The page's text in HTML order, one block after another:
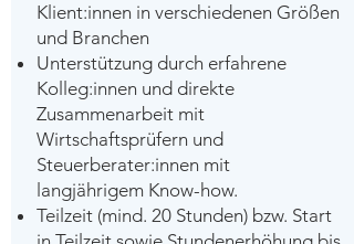
Klient:innen in verschiedenen Größen
und Branchen
Unterstützung durch erfahrene
Kolleg:innen und direkte
Zusammenarbeit mit
Wirtschaftsprüfern und
Steuerberater:innen mit
langjährigem Know-how.
Teilzeit (mind. 20 Stunden) bzw. Start